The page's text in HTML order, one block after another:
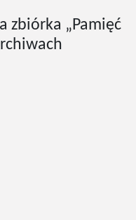
zbiórka „Pamięć